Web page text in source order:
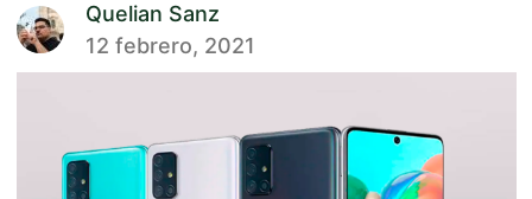
Quelian Sanz
12 febrero, 2021